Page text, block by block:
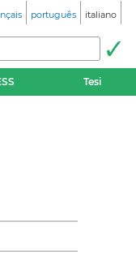
português italiano
Tesi